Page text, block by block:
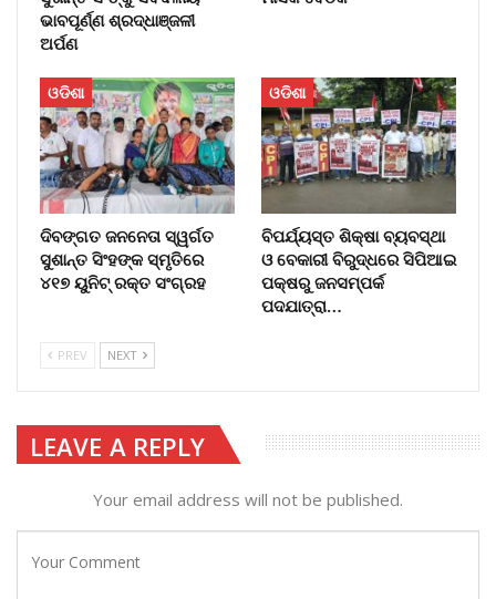
ଭାବପୂର୍ଣ୍ଣ ଶ୍ରଦ୍ଧାଞ୍ଜଳୀ
ଅର୍ପଣ
ଓଡିଶା
ଦିବଙ୍ଗତ ଜନନେତା ସ୍ୱର୍ଗତ
ସୁଶାନ୍ତ ସିଂହଙ୍କ ସ୍ମୃତିରେ
୪୧୭ ୟୁନିଟ୍ ରକ୍ତ ସଂଗ୍ରହ
ଓଡିଶା
ବିପର୍ଯ୍ୟସ୍ତ ଶିକ୍ଷା ବ୍ୟବସ୍ଥା
ଓ ବେକାରୀ ବିରୁଦ୍ଧରେ ସିପିଆଇ
ପକ୍ଷରୁ ଜନସମ୍ପର୍କ
ପଦଯାତ୍ରା…
PREV NEXT
LEAVE A REPLY
Your email address will not be published.